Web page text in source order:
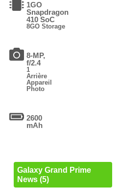
1GO
Snapdragon
410 SoC
8GO Storage
8-MP,
f/2.4
1
Arrière
Appareil
Photo
2600
mAh
Galaxy Grand Prime
News (5)